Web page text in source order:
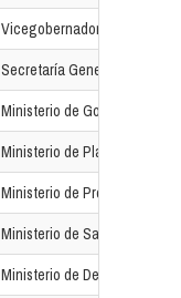
Vicegobernador
Secretaría General de la
Ministerio de Gobierno y
Ministerio de Planificación,
Ministerio de Producción,
Ministerio de Salud Pública
Ministerio de Desarrollo